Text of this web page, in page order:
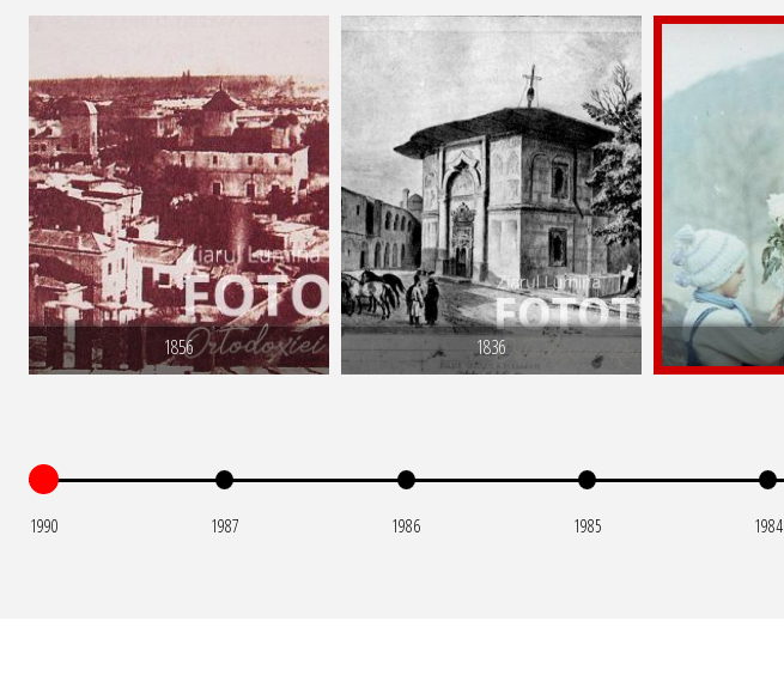
1856 1836
1990 1987 1986 1985 1984